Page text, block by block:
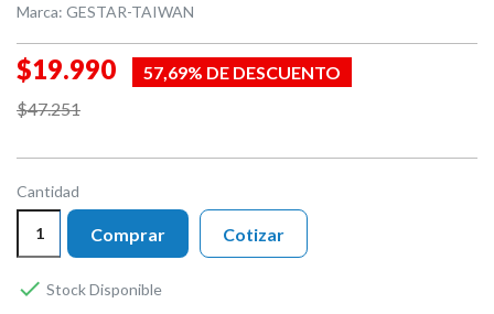
Marca: GESTAR-TAIWAN
$19.990
57,69% DE DESCUENTO
$47.251
Cantidad
Comprar
 Stock Disponible
Cotizar